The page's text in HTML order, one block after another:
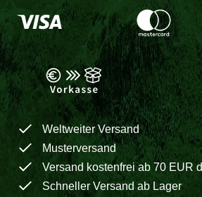
Weltweiter Versand
Musterversand
Versand kostenfrei ab 70 EUR
Schneller Versand ab Lager